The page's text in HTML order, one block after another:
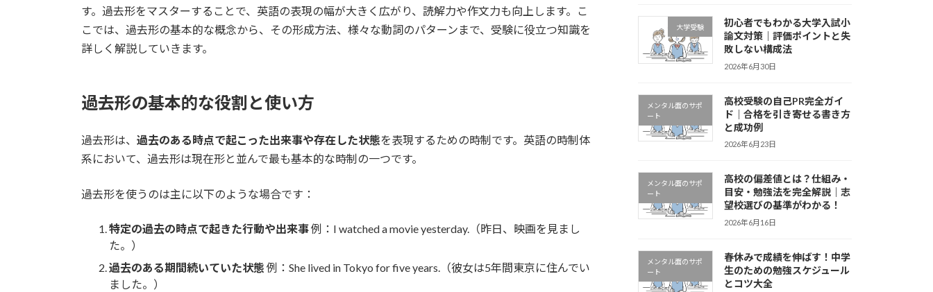
す。過去形をマスターすることで、英語の表現の幅が大きく広がり、読解力や作文力も向上します。こ
こでは、過去形の基本的な概念から、その形成方法、様々な動詞のパターンまで、受験に役立つ知識を
詳しく解説していきます。
過去形の基本的な役割と使い方
過去形は、 過去のある時点で起こった出来事や存在した状態を表現するための時制です。英語の時制体
系において、過去形は現在形と並んで最も基本的な時制の一つです。
過去形を使うのは主に以下のような場合です：
特定の過去の時点で起きた行動や出来事例：I watched a movie yesterday.（昨日、映画を見まし
た。）
過去のある期間続いていた状態 例：She lived in Tokyo for five years.（彼女は5年間東京に住んでい
ました。）
大学受験
初心者でもわかる大学入試小
論文対策｜評価ポイントと失
敗しない構成法
2026年6月30日
メンタル面のサポ
ート
高校受験の自己PR完全ガイ
ド｜合格を引き寄せる書き方
と成功例
2026年6月23日
メンタル面のサポ
ート
高校の偏差値とは？仕組み・
目安・勉強法を完全解説｜志
望校選びの基準がわかる！
2026年6月16日
メンタル面のサポ
ート
春休みで成績を伸ばす！中学
生のための勉強スケジュール
とコツ大全